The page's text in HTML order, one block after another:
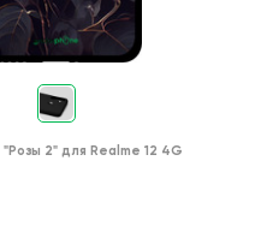
"Розы 2" для Realme 12 4G